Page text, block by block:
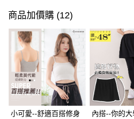
信用卡一次付款
超商取貨付款
LINE Pay
Apple Pay
街口支付
悠遊付
商品加價購 (12)
小可愛--舒適百搭修身
內搭--你的